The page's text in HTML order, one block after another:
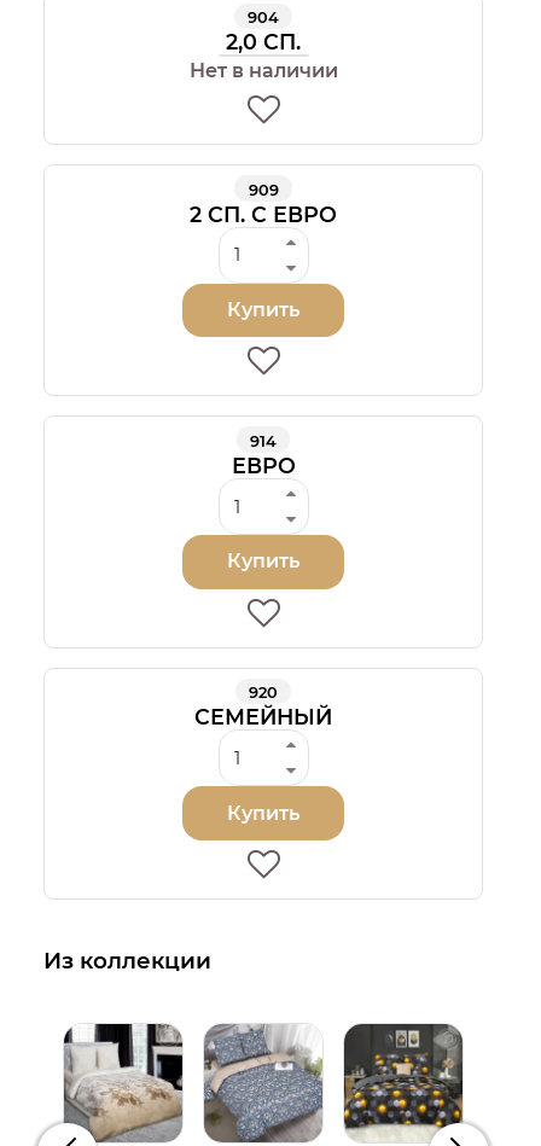
904
2,0 СП.
Нет в наличии
909
2 СП. С ЕВРО
Купить
914
ЕВРО
Купить
920
СЕМЕЙНЫЙ
Купить
Из коллекции